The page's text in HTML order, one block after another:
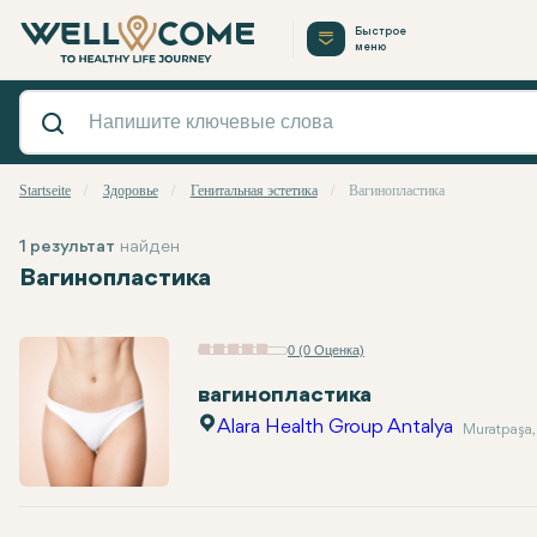
Быстрое
меню
Startseite Здоровье Генитальная эстетика Вагинопластика
Вагинопластика
1 результат найден
0 (0 Оценка)
вагинопластика
Alara Health Group Antalya